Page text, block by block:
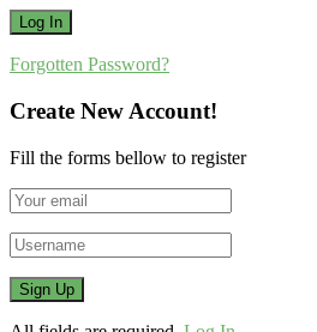
Forgotten Password?
Create New Account!
Fill the forms bellow to register